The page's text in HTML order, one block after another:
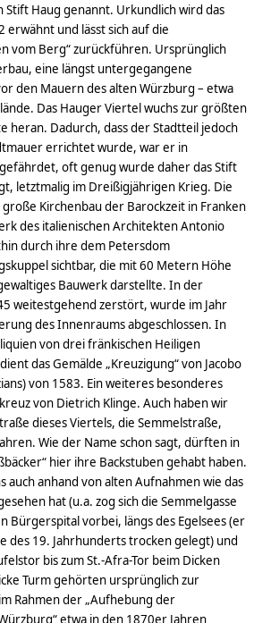
Haug genannt. Urkundlich wird das
erwähnt und lässt sich auf die
vom Berg“ zurückführen. Ursprünglich
eine längst untergegangene
den Mauern des alten Würzburg – etwa
Das Hauger Viertel wuchs zur größten
heran. Dadurch, dass der Stadtteil jedoch
errichtet wurde, war er in
oft genug wurde daher das Stift
letztmalig im Dreißigjährigen Krieg. Die
Kirchenbau der Barockzeit in Franken
des italienischen Architekten Antonio
durch ihre dem Petersdom
sichtbar, die mit 60 Metern Höhe
Bauwerk darstellte. In der
weitestgehend zerstört, wurde im Jahr
des Innenraums abgeschlossen. In
von drei fränkischen Heiligen
das Gemälde „Kreuzigung“ von Jacobo
von 1583. Ein weiteres besonderes
von Dietrich Klinge. Auch haben wir
dieses Viertels, die Semmelstraße,
Wie der Name schon sagt, dürften in
hier ihre Backstuben gehabt haben.
auch anhand von alten Aufnahmen wie das
hat (u.a. zog sich die Semmelgasse
Bürgerspital vorbei, längs des Egelsees (er
des 19. Jahrhunderts trocken gelegt) und
bis zum St.-Afra-Tor beim Dicken
Turm gehörten ursprünglich zur
Rahmen der „Aufhebung der
etwa in den 1870er Jahren